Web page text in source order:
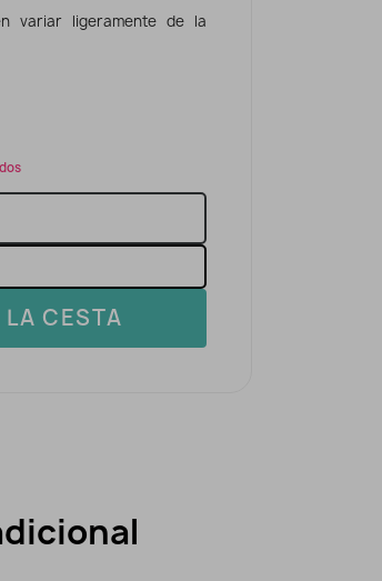
variar ligeramente de la
CESTA